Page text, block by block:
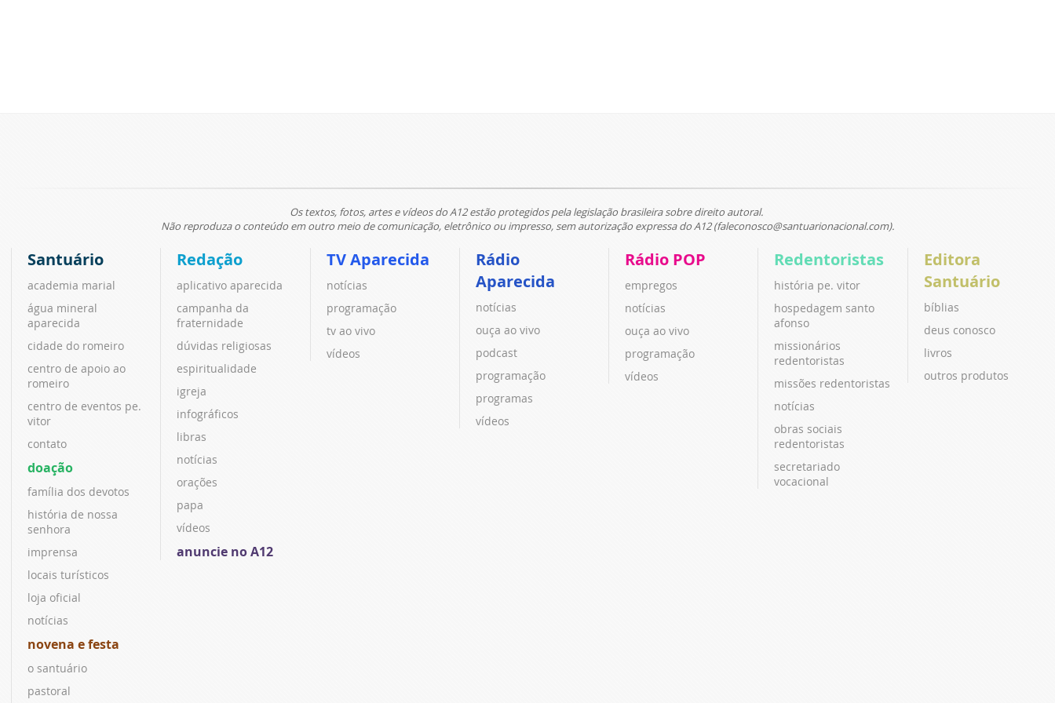
Os textos, fotos, artes e vídeos do A12 estão protegidos pela legislação brasileira sobre direito autoral.
Não reproduza o conteúdo em outro meio de comunicação, eletrônico ou impresso, sem autorização expressa do A12 (faleconosco@santuarionacional.com).
Santuário
academia marial
água mineral
aparecida
cidade do romeiro
centro de apoio ao
romeiro
centro de eventos pe.
vitor
contato
doação
família dos devotos
história de nossa
senhora
imprensa
locais turísticos
loja oficial
notícias
novena e festa
o santuário
pastoral
Redação
aplicativo aparecida
campanha da
fraternidade
dúvidas religiosas
espiritualidade
igreja
infográficos
libras
notícias
orações
papa
vídeos
anuncie no A12
TV Aparecida
notícias
programação
tv ao vivo
vídeos
Rádio
Aparecida
notícias
ouça ao vivo
podcast
programação
programas
vídeos
Rádio POP
empregos
notícias
ouça ao vivo
programação
vídeos
Redentoristas
história pe. vitor
hospedagem santo
afonso
missionários
redentoristas
missões redentoristas
notícias
obras sociais
redentoristas
secretariado
vocacional
Editora
Santuário
bíblias
deus conosco
livros
outros produtos